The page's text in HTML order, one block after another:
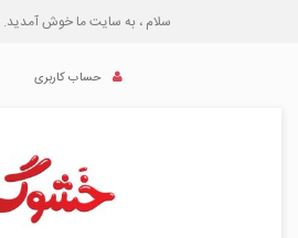
سلام ، به سایت ما خوش آمدید.
حساب کاربری